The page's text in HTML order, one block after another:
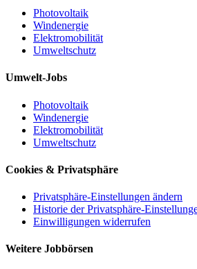
Photovoltaik
Windenergie
Elektromobilität
Umweltschutz
Umwelt-Jobs
Photovoltaik
Windenergie
Elektromobilität
Umweltschutz
Cookies & Privatsphäre
Privatsphäre-Einstellungen ändern
Historie der Privatsphäre-
Einwilligungen widerrufen
Weitere Jobbörsen